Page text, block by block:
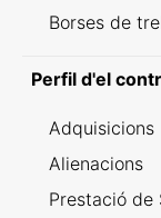
Borses de
Perfil d'el
Adquisicions
Alienacions
Prestació de